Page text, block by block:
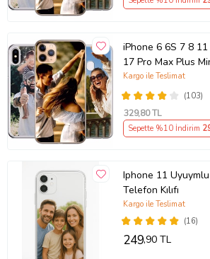
iPhone 6 6S 7 8
17 Pro Max Plus
Resimli Fotoğraflı
(103)
Kargo ile Teslimat
329,80 TL
Sepette %10 İndirim
Iphone 11 Uyuymlu
Telefon Kılıfı
(16)
Kargo ile Teslimat
249,90 TL